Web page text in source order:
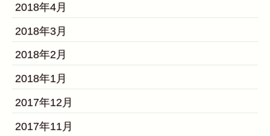
2018年4月
2018年3月
2018年2月
2018年1月
2017年12月
2017年11月